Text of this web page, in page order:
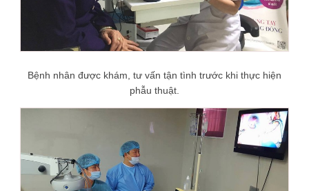
Bệnh nhân được khám, tư vấn tận tình trước khi thực hiện
phẫu thuật.